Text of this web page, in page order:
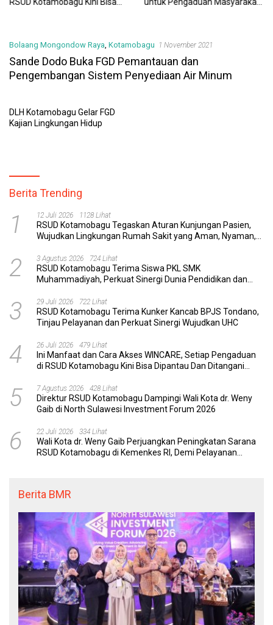
Bolaang Mongondow Raya, Kotamobagu 1 November 2021
Sande Dodo Buka FGD Pemantauan dan
Pengembangan Sistem Penyediaan Air Minum
DLH Kotamobagu Gelar FGD
Kajian Lingkungan Hidup
Berita Trending
1 12 Juli 2026 1128 Lihat
RSUD Kotamobagu Tegaskan Aturan Kunjungan Pasien,
Wujudkan Lingkungan Rumah Sakit yang Aman, Nyaman,
2 3 Agustus 2026 724 Lihat
RSUD Kotamobagu Terima Siswa PKL SMK
Muhammadiyah, Perkuat Sinergi Dunia Pendidikan dan
3 29 Juli 2026 722 Lihat
RSUD Kotamobagu Terima Kunker Kancab BPJS Tondano,
Tinjau Pelayanan dan Perkuat Sinergi Wujudkan UHC
4 26 Juli 2026 479 Lihat
Ini Manfaat dan Cara Akses WINCARE, Setiap Pengaduan
di RSUD Kotamobagu Kini Bisa Dipantau Dan Ditangani
5 7 Agustus 2026 428 Lihat
Direktur RSUD Kotamobagu Dampingi Wali Kota dr. Weny
Gaib di North Sulawesi Investment Forum 2026
6 22 Juli 2026 334 Lihat
Wali Kota dr. Weny Gaib Perjuangkan Peningkatan Sarana
RSUD Kotamobagu di Kemenkes RI, Demi Pelayanan
Berita BMR